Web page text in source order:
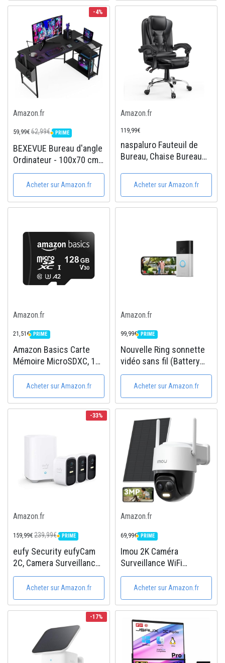
vendue avec disques et
triangles de ponçage,
patins...
pour NAS RAID,
Ouverture facile,
services...
-4%
Amazon.fr
59,99€ 62,99€ PRIME
PRIME
BEXEVUE Bureau d'angle
Ordinateur - 100x70 cm
Petit Table Forme L
Bureau Etagères
Rangements, Angle
Réversible Gaming
Acheter sur Amazon.fr
Amazon.fr
119,99€
naspaluro Fauteuil de
Bureau, Chaise Bureau
Assise rembourrée,
Inclinable Hauteur
Acheter sur Amazon.fr
Amazon.fr
21,51€ PRIME
PRIME
Amazon Basics Carte
Mémoire MicroSDXC, 128
GB, avec Adaptateur SD,
A2, U3, vitesse de
lecture maximale de 100
Mo/s, Noir
Acheter sur Amazon.fr
Amazon.fr
99,99€ PRIME
PRIME
Nouvelle Ring sonnette
vidéo sans fil (Battery
Video Doorbell) avec
vidéo HD en plan moyen |
Installation facile (5 min)
par soi-même | avec
batterie...
Acheter sur Amazon.fr
-33%
Amazon.fr
159,99€ 239,99€ PRIME
PRIME
eufy Security eufyCam
2C, Camera Surveillance
WiFi exterieure sans Fil,
pour HomeBase 2,
autonomie de 180J,
Transmission HD avec
mensuels,...
Acheter sur Amazon.fr
Amazon.fr
69,99€ PRIME
PRIME
Imou 2K Caméra
Surveillance WiFi
Exterieure sans Fil
Solaire avec Batterie
5000mAh, Camera
Solaire Exterieur 360°
PTZ, 2.4GHz,Vision
Nocturne...
Acheter sur Amazon.fr
-17%